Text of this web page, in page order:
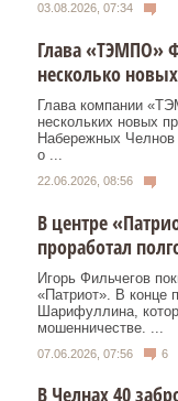
03.08.2026, 07:34
Глава «ТЭМПО»
несколько
Глава компании
нескольких новых
Набережных
о ...
22.06.2026, 08:56
В центре
проработал
Игорь Фильчегов
«Патриот». В конце
Шарифуллина,
мошенничестве. ...
07.06.2026, 07:56 6
В Челнах 40